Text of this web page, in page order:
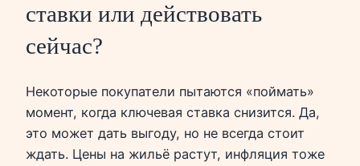
ставки или действовать
сейчас?
Некоторые покупатели пытаются «поймать»
момент, когда ключевая ставка снизится. Да,
это может дать выгоду, но не всегда стоит
ждать. Цены на жильё растут, инфляция тоже